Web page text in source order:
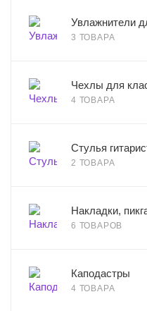
Увлажнители
3 ТОВАРА
Чехлы для
4 ТОВАРА
Стулья
2 ТОВАРА
Накладки,
6 ТОВАРОВ
Каподастры
4 ТОВАРА